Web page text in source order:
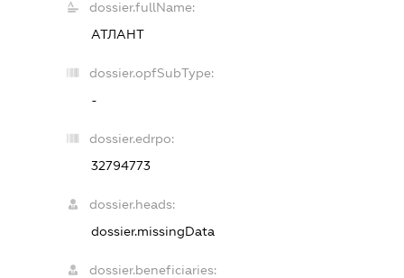
dossier.fullName:
АТЛАНТ
dossier.opfSubType:
-
dossier.edrpo:
32794773
dossier.heads:
dossier.missingData
dossier.beneficiaries: